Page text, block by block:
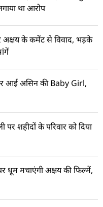
था आरोप
अक्षय के कमेंट से विवाद, भड़के
आई असिन की Baby Girl,
पर शहीदों के परिवार को दिया
धूम मचाएंगी अक्षय की फिल्में,